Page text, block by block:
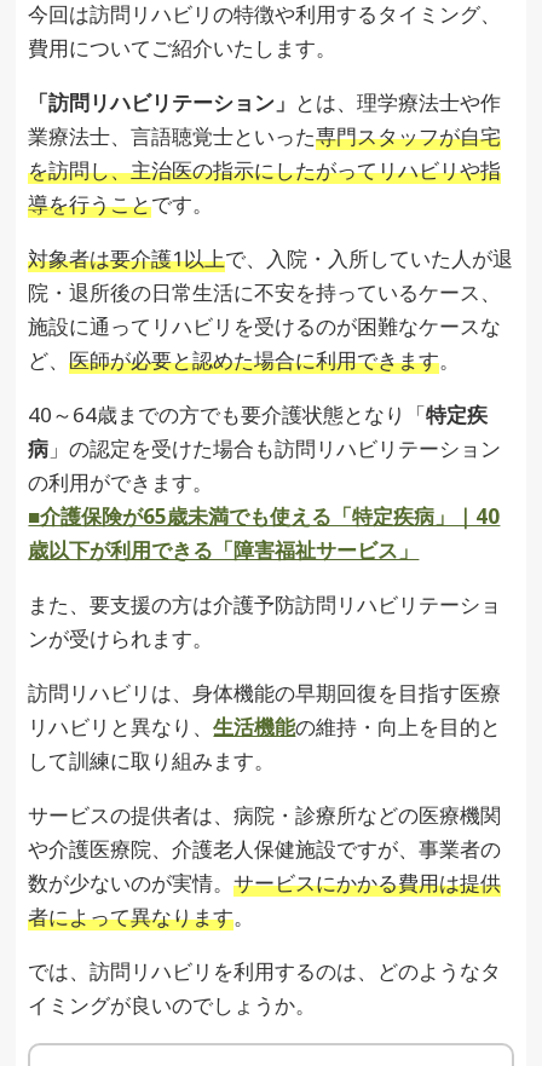
今回は訪問リハビリの特徴や利用するタイミング、
費用についてご紹介いたします。
「訪問リハビリテーション」 とは、理学療法士や作
業療法士、言語聴覚士といった専門スタッフが自宅
を訪問し、主治医の指示にしたがってリハビリや指
導を行うことです。
対象者は要介護1以上で、入院・入所していた人が退
院・退所後の日常生活に不安を持っているケース、
施設に通ってリハビリを受けるのが困難なケースな
ど、医師が必要と認めた場合に利用できます。
40～64歳までの方でも要介護状態となり「特定疾
病 」の認定を受けた場合も訪問リハビリテーション
の利用ができます。
■介護保険が65歳未満でも使える「特定疾病」｜40
歳以下が利用できる「障害福祉サービス」
また、要支援の方は介護予防訪問リハビリテーショ
ンが受けられます。
訪問リハビリは、身体機能の早期回復を目指す医療
リハビリと異なり、生活機能の維持・向上を目的と
して訓練に取り組みます。
サービスの提供者は、病院・診療所などの医療機関
や介護医療院、介護老人保健施設ですが、事業者の
数が少ないのが実情。サービスにかかる費用は提供
者によって異なります。
では、訪問リハビリを利用するのは、どのようなタ
イミングが良いのでしょうか。